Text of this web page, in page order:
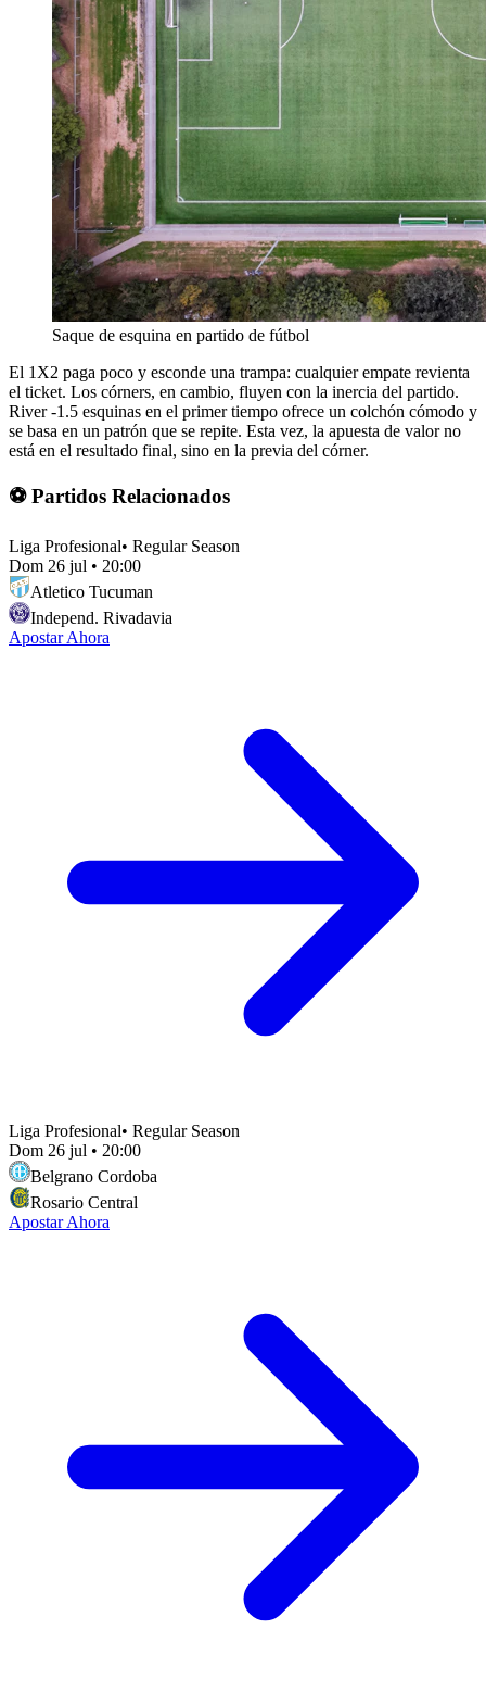
Saque de esquina en partido de fútbol
El 1X2 paga poco y esconde una trampa: cualquier empate revienta
el ticket. Los córners, en cambio, fluyen con la inercia del partido.
River -1.5 esquinas en el primer tiempo ofrece un colchón cómodo y
se basa en un patrón que se repite. Esta vez, la apuesta de valor no
está en el resultado final, sino en la previa del córner.
⚽ Partidos Relacionados
Liga Profesional• Regular Season
Dom 26 jul • 20:00
Atletico Tucuman
Independ. Rivadavia
Apostar Ahora
Liga Profesional• Regular Season
Dom 26 jul • 20:00
Belgrano Cordoba
Rosario Central
Apostar Ahora